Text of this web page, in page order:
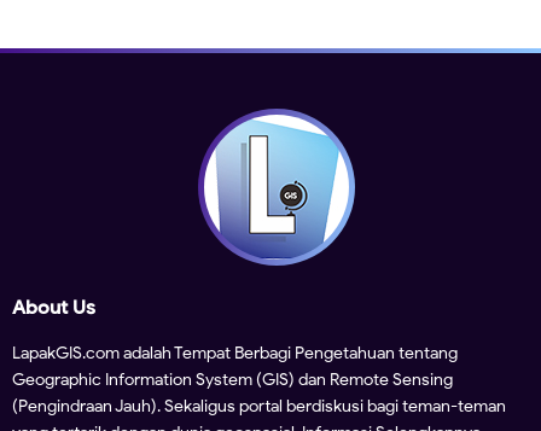
About Us
LapakGIS.com adalah Tempat Berbagi Pengetahuan tentang
Geographic Information System (GIS) dan Remote Sensing
(Pengindraan Jauh). Sekaligus portal berdiskusi bagi teman-teman